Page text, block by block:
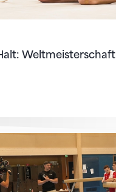
Weltmeisterschaft
nach Zagreb